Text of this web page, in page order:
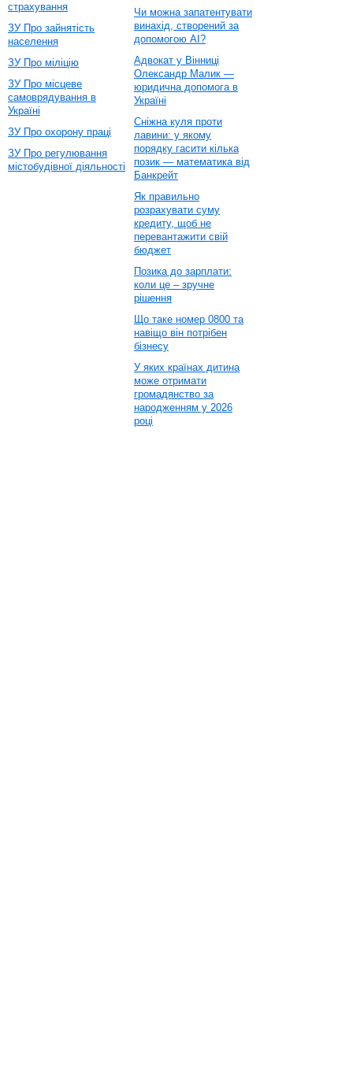
страхування
ЗУ Про зайнятість
населення
ЗУ Про міліцію
ЗУ Про місцеве
самоврядування в
Україні
ЗУ Про охорону праці
ЗУ Про регулювання
містобудівної діяльності
Чи можна запатентувати
винахід, створений за
допомогою AI?
Адвокат у Вінниці
Олександр Малик —
юридична допомога в
Україні
Сніжна куля проти
лавини: у якому
порядку гасити кілька
позик — математика від
Банкрейт
Як правильно
розрахувати суму
кредиту, щоб не
перевантажити свій
бюджет
Позика до зарплати:
коли це – зручне
рішення
Що таке номер 0800 та
навіщо він потрібен
бізнесу
У яких країнах дитина
може отримати
громадянство за
народженням у 2026
році